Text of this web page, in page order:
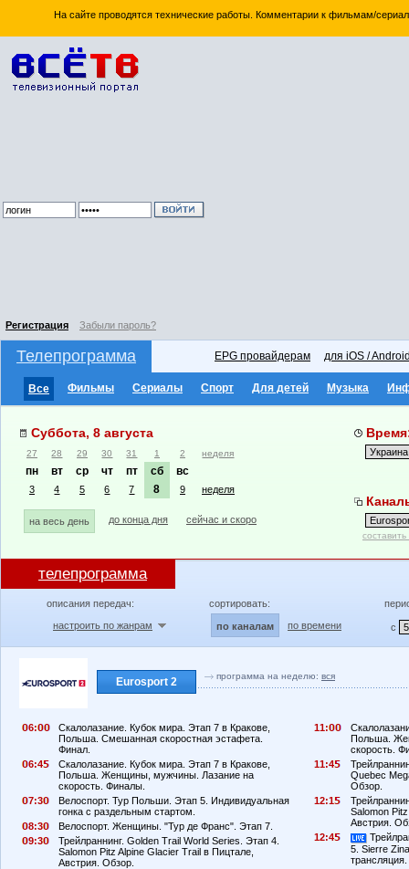
На сайте проводятся технические работы. Комментарии к фильмам/
Регистрация Забыли пароль?
Телепрограмма EPG провайдерам для iOS /
Все Фильмы Сериалы Спорт Для детей Музыка
Суббота, 8 августа
27 28 29 30 31 1 2 неделя
пн вт ср чт пт сб вс
3 4 5 6 7 8 9 неделя
на весь день до конца дня сейчас и скоро
телепрограмма
описания передач:
настроить по жанрам
сортировать:
по каналам по времени с
Eurosport 2 программа на неделю: вся
6:
Скалолазание. Кубок мира. Этап 7 в Кракове,
Польша. Смешанная скоростная эстафета.
Финал.
6:4
Скалолазание. Кубок мира. Этап 7 в Кракове,
Польша. Женщины, мужчины. Лазание на
скорость. Финалы.
7:3
Велоспорт. Тур Польши. Этап 5. Индивидуальная
гонка с раздельным стартом.
8:3
Велоспорт. Женщины. "Тур де Франс". Этап 7.
9:3
Трейлраннинг. Golden Trail World Series. Этап 4.
Salomon Pitz Alpine Glacier Trail в Пицтале,
Австрия. Обзор.
11:
Польша.
скорость.
11:4
Quebec
Обзор.
12:1
Salomon
Австрия.
12:4
5. Sierre
трансляция.